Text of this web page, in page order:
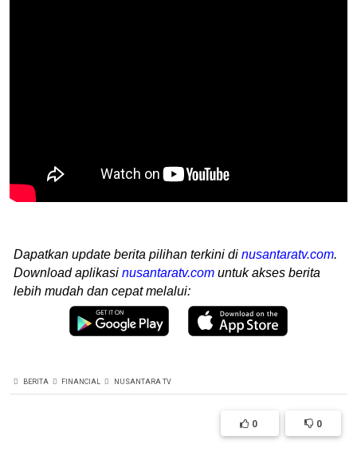
Dapatkan update berita pilihan terkini di nusantaratv.com.
Download aplikasi nusantaratv.com untuk akses berita
lebih mudah dan cepat melalui:
BERITA FINANCIAL NUSANTARA TV
0 0